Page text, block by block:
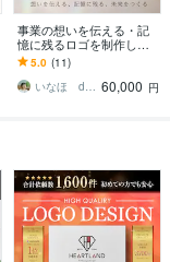
事業の想いを伝える・記
憶に残るロゴを制作しま
す デザイナー歴15年以
上！事業の魅力をひきだ
します！
5.0 (11)
いなほ design 60,000 円